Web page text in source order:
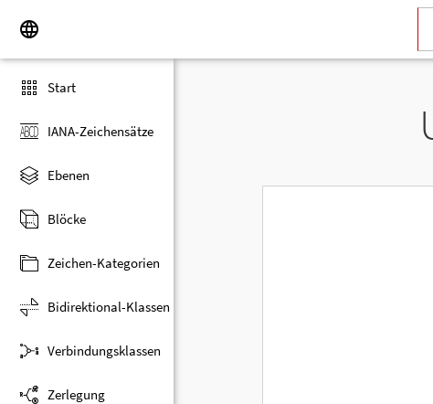
Start
IANA-Zeichensätze
Ebenen
Blöcke
Zeichen-Kategorien
Bidirektional-Klassen
Verbindungsklassen
Zerlegung